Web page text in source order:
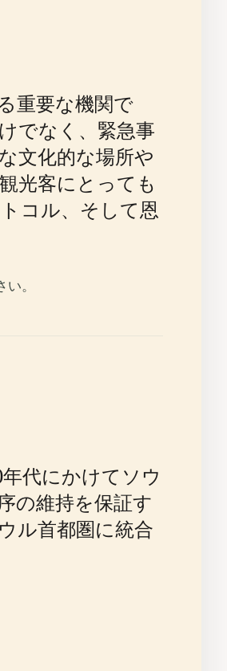
重要な機関で
でなく、緊急事
文化的な場所や
光客にとっても
コル、そして恩
。
代にかけてソウ
の維持を保証す
ル首都圏に統合